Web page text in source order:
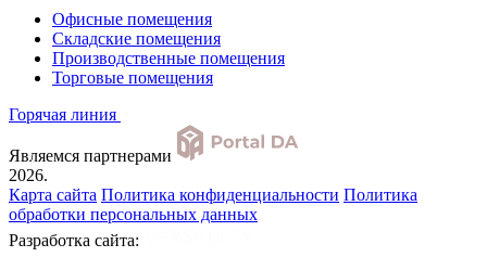
Офисные помещения
Складские помещения
Производственные помещения
Торговые помещения
Горячая линия
Являемся партнерами
2026.
Карта сайта Политика конфиденциальности Политика
обработки персональных данных
Разработка сайта: